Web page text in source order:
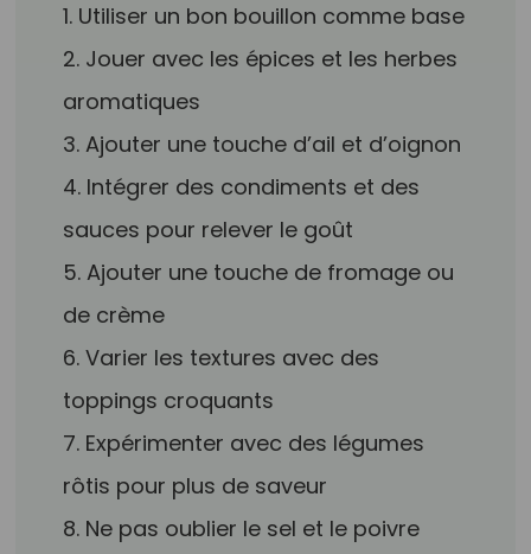
1. Utiliser un bon bouillon comme base
2. Jouer avec les épices et les herbes
aromatiques
3. Ajouter une touche d’ail et d’oignon
4. Intégrer des condiments et des
sauces pour relever le goût
5. Ajouter une touche de fromage ou
de crème
6. Varier les textures avec des
toppings croquants
7. Expérimenter avec des légumes
rôtis pour plus de saveur
8. Ne pas oublier le sel et le poivre